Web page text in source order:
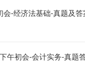
会-经济法基础-真题及答
午初会-会计实务-真题